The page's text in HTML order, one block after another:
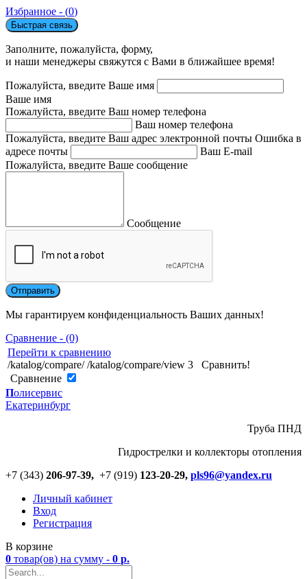
Избранное - (0)
Быстрая связь
Заполните, пожалуйста, форму,
и наши менеджеры свяжутся с Вами в ближайшее время!
Пожалуйста, введите Ваше имя
Ваше имя
Пожалуйста, введите Ваш номер телефона
Ваш номер телефона
Пожалуйста, введите Ваш адрес электронной почты Ошибка в
адресе почты
Ваш E-mail
Пожалуйста, введите Ваше сообщение
Сообщение
Мы гарантируем конфиденциальность Ваших данных!
Сравнение - (0)
Перейти к сравнению
/katalog/compare/ /katalog/compare/view 3
Сравнить!
Cравнение
Полисервис
Екатеринбург
Труба ПНД
Гидрострелки и коллекторы отопления
+7 (343) 206-97-39, +7 (919) 123-20-29, pls96@yandex.ru
Личный кабинет
Вход
Регистрация
В корзине
0 товар(ов) на сумму - 0 р.